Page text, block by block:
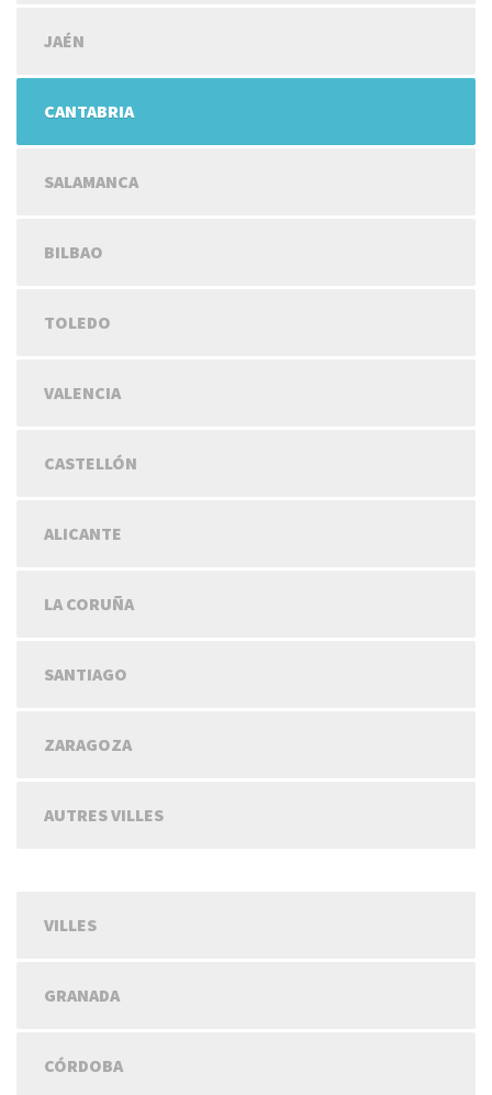
JAÉN
CANTABRIA
SALAMANCA
BILBAO
TOLEDO
VALENCIA
CASTELLÓN
ALICANTE
LA CORUÑA
SANTIAGO
ZARAGOZA
AUTRES VILLES
VILLES
GRANADA
CÓRDOBA